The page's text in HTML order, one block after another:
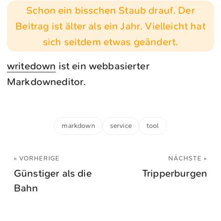
Schon ein bisschen Staub drauf. Der
Beitrag ist älter als ein Jahr. Vielleicht hat
sich seitdem etwas geändert.
writedown ist ein webbasierter
Markdowneditor.
markdown service tool
« VORHERIGE
Günstiger als die
Bahn
NÄCHSTE »
Tripperburgen